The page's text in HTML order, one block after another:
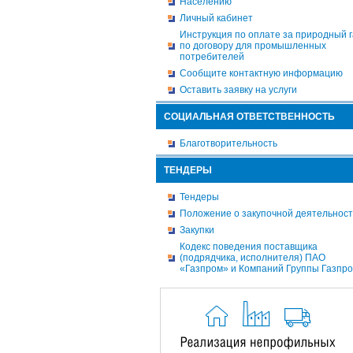
Личный кабинет
Инструкция по оплате за природный
по договору для промышленных
потребителей
Сообщите контактную информацию
Оставить заявку на услуги
СОЦИАЛЬНАЯ ОТВЕТСТВЕННОСТЬ
Благотворительность
ТЕНДЕРЫ
Тендеры
Положение о закупочной
Закупки
Кодекс поведения поставщика
(подрядчика, исполнителя) ПАО
«Газпром» и Компаний Группы